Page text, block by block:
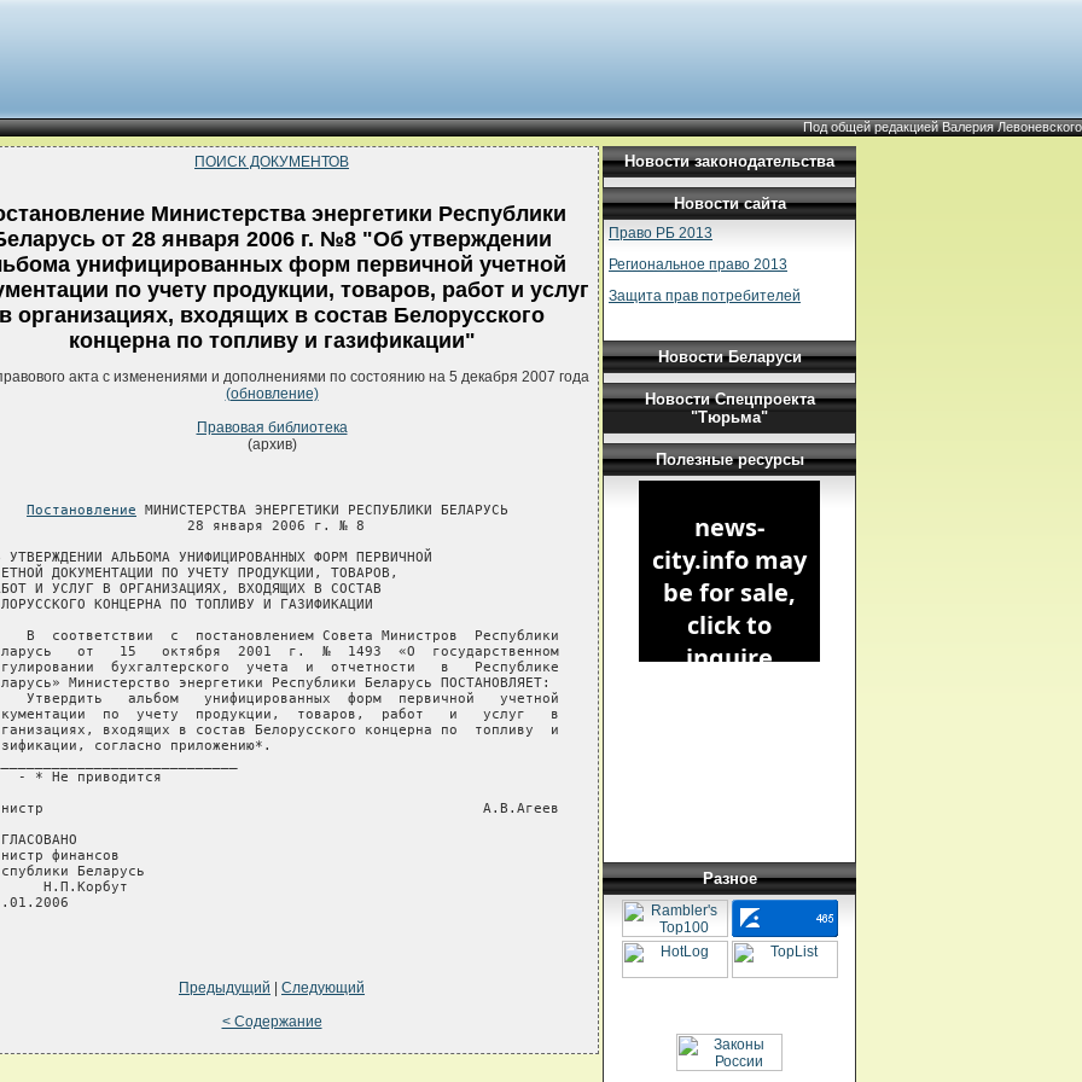
Под общей редакцией Валерия Левоневского
ПОИСК ДОКУМЕНТОВ
Министерства энергетики Республики
от 28 января 2006 г. №8 "Об утверждении
унифицированных форм первичной учетной
по учету продукции, товаров, работ и услуг
в организациях, входящих в состав Белорусского
концерна по топливу и газификации"
акта с изменениями и дополнениями по состоянию на 5 декабря 2007 года
(обновление)
Правовая библиотека
(архив)
Постановление МИНИСТЕРСТВА ЭНЕРГЕТИКИ РЕСПУБЛИКИ БЕЛАРУСЬ
28 января 2006 г. № 8
УТВЕРЖДЕНИИ АЛЬБОМА УНИФИЦИРОВАННЫХ ФОРМ ПЕРВИЧНОЙ
ДОКУМЕНТАЦИИ ПО УЧЕТУ ПРОДУКЦИИ, ТОВАРОВ,
И УСЛУГ В ОРГАНИЗАЦИЯХ, ВХОДЯЩИХ В СОСТАВ
КОНЦЕРНА ПО ТОПЛИВУ И ГАЗИФИКАЦИИ
В  соответствии  с  постановлением Совета Министров  Республики
от   15   октября  2001  г.  №  1493  «О  государственном
бухгалтерского  учета  и  отчетности   в   Республике
Министерство энергетики Республики Беларусь ПОСТАНОВЛЯЕТ:
Утвердить   альбом   унифицированных  форм  первичной   учетной
по  учету  продукции,  товаров,  работ   и   услуг   в
входящих в состав Белорусского концерна по  топливу  и
согласно приложению*.
- * Не приводится
А.В.Агеев
финансов
Беларусь
Н.П.Корбут
Предыдущий
Следующий
< Содержание
Новости законодательства
Новости сайта
Право РБ 2013
Региональное право 2013
Защита прав потребителей
Новости Беларуси
Новости Спецпроекта
"Тюрьма"
Полезные ресурсы
Разное